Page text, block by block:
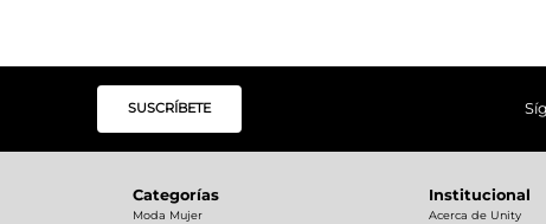
SUSCRÍBETE
Categorías
Moda Mujer
Institucional
Acerca de Unity